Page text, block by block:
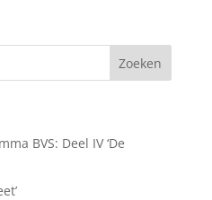
BVS: Deel IV ‘De